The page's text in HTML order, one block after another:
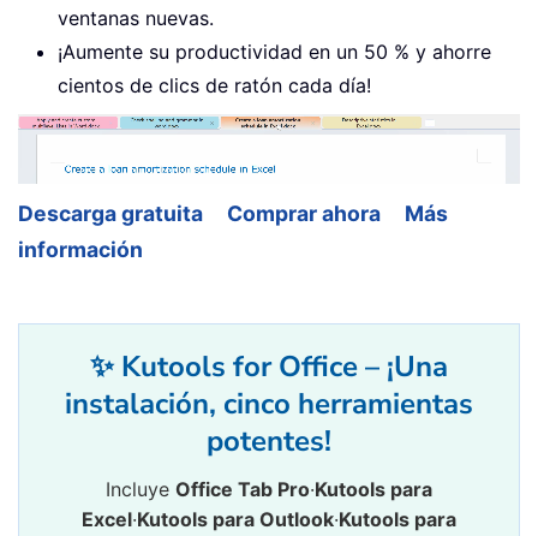
ventanas nuevas.
¡Aumente su productividad en un 50 % y ahorre
cientos de clics de ratón cada día!
Descarga gratuita Comprar ahora
Más
información
✨ Kutools for Office – ¡Una
instalación, cinco herramientas
potentes!
Incluye Office Tab Pro·Kutools para
Excel·Kutools para Outlook·Kutools para